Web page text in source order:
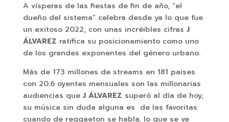
A vísperas de las fiestas de fin de año, “el
dueño del sistema” celebra desde ya lo que fue
un exitoso 2022, con unas incréibles cifras J
ÁLVAREZ ratifica su posicionamiento como uno
de los grandes exponentes del género urbano.
Más de 173 millones de streams en 181 paises
con 20.6 oyentes mensuales son las millonarias
audiencias que J ÁLVAREZ superó al día de hoy,
su música sin duda alguna es de las favoritas
cuando de reggaeton se habla, lo que se ve